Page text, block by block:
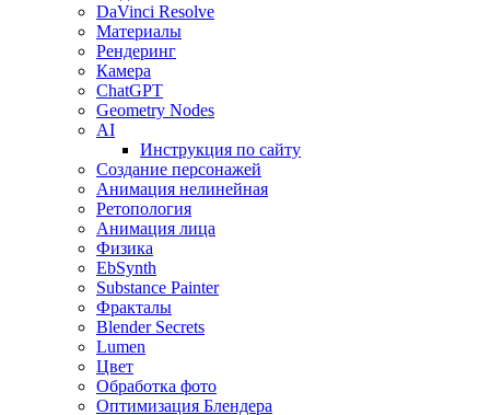
DaVinci Resolve
Материалы
Рендеринг
Камера
ChatGPT
Geometry Nodes
AI
Инструкция по сайту
Создание персонажей
Анимация нелинейная
Ретопология
Анимация лица
Физика
EbSynth
Substance Painter
Фракталы
Blender Secrets
Lumen
Цвет
Обработка фото
Оптимизация Блендера